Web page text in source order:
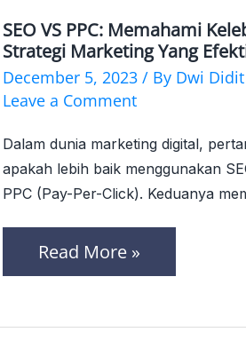
SEO VS PPC: Memahami
Strategi Marketing Yang
December 5, 2023 / By Dwi
Leave a Comment
Dalam dunia marketing digital,
apakah lebih baik menggunakan
PPC (Pay-Per-Click). Keduanya
SEO
vS
PPC:
Kelebihan
dan
untuk
Strategi
Read More »